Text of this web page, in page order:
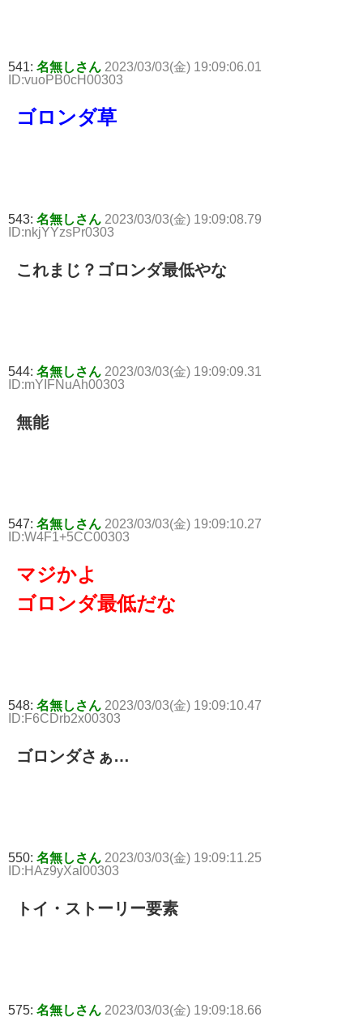
541: 名無しさん 2023/03/03(金) 19:09:06.01
ID:vuoPB0cH00303
ゴロンダ草
543: 名無しさん 2023/03/03(金) 19:09:08.79
ID:nkjYYzsPr0303
これまじ？ゴロンダ最低やな
544: 名無しさん 2023/03/03(金) 19:09:09.31
ID:mYIFNuAh00303
無能
547: 名無しさん 2023/03/03(金) 19:09:10.27
ID:W4F1+5CC00303
マジかよ
ゴロンダ最低だな
548: 名無しさん 2023/03/03(金) 19:09:10.47
ID:F6CDrb2x00303
ゴロンダさぁ…
550: 名無しさん 2023/03/03(金) 19:09:11.25
ID:HAz9yXal00303
トイ・ストーリー要素
575: 名無しさん 2023/03/03(金) 19:09:18.66